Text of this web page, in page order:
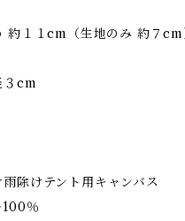
１１cm（生地のみ 約７cm
３cm
除けテント用キャンバス
％